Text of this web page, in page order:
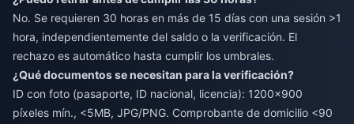
No. Se requieren 30 horas en más de 15 días con una sesión >1
hora, independientemente del saldo o la verificación. El
rechazo es automático hasta cumplir los umbrales.
¿Qué documentos se necesitan para la verificación?
ID con foto (pasaporte, ID nacional, licencia): 1200x900
píxeles mín., <5MB, JPG/PNG. Comprobante de domicilio <90